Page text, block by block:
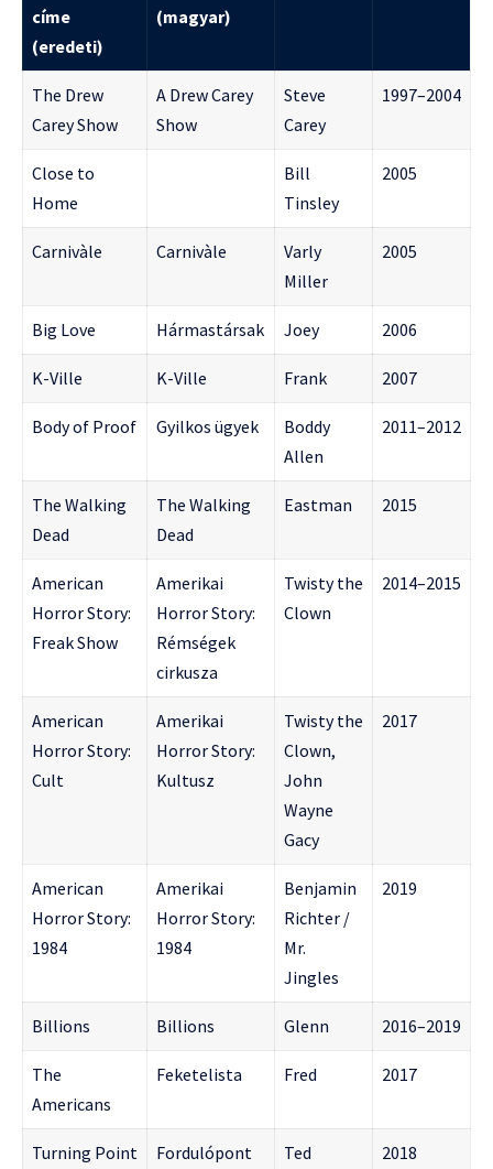
címe
(eredeti)
(magyar)
The Drew
Carey Show
A Drew Carey
Show
Steve
Carey
1997–2004
Close to
Home
Bill
Tinsley
2005
Carnivàle Carnivàle
Varly
Miller
2005
Big Love Hármastársak Joey 2006
K-Ville K-Ville Frank 2007
Body of Proof Gyilkos ügyek
Boddy
Allen
2011–2012
The Walking
Dead
The Walking
Dead
Eastman 2015
American
Horror Story:
Freak Show
Amerikai
Horror Story:
Rémségek
cirkusza
Twisty the
Clown
2014–2015
American
Horror Story:
Cult
Amerikai
Horror Story:
Kultusz
Twisty the
Clown,
John
Wayne
Gacy
2017
American
Horror Story:
1984
Amerikai
Horror Story:
1984
Benjamin
Richter /
Mr.
Jingles
2019
Billions Billions Glenn 2016–2019
The
Americans
Feketelista Fred 2017
Turning Point Fordulópont Ted 2018